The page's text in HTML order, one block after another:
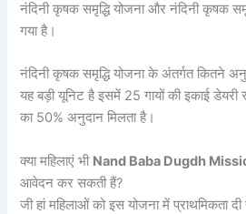
नंदिनी कृषक समृद्धि योजना और नंदिनी कृषक
गया है।
नंदिनी कृषक समृद्धि योजना के अंतर्गत कितने
यह बड़ी यूनिट है इसमें 25 गायों की इकाई
का 50% अनुदान मिलता है।
क्या महिलाएं भी Nand Baba Dugdh
आवेदन कर सकती हैं?
जी हां महिलाओं को इस योजना में प्राथमिकता दी